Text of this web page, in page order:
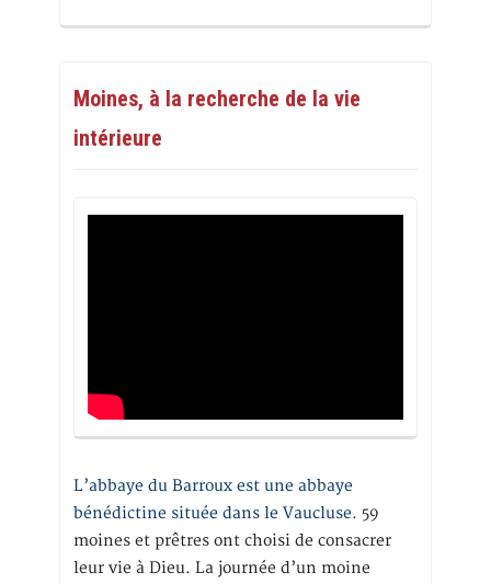
Moines, à la recherche de la vie
intérieure
L’abbaye du Barroux est une abbaye
bénédictine située dans le Vaucluse. 59
moines et prêtres ont choisi de consacrer
leur vie à Dieu. La journée d’un moine